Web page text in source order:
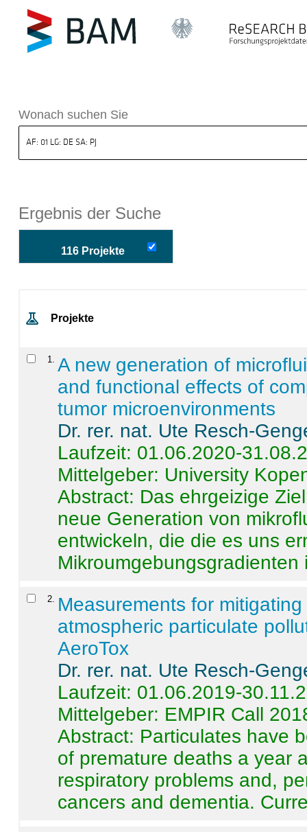
BAM
Wonach suchen Sie
Ergebnis der Suche
116 Projekte
Projekte
1
A new generation of
and functional effects of
tumor microenvironments
Dr. rer. nat. Ute Resch-
Laufzeit: 01.06.2020-
Mittelgeber: University
Abstract: Das ehrgeizige
neue Generation von
entwickeln, die die es uns
Mikroumgebungsgradienten
2
Measurements for
atmospheric particulate
AeroTox
Dr. rer. nat. Ute Resch-
Laufzeit: 01.06.2019-
Mittelgeber: EMPIR Call
Abstract: Particulates have
of premature deaths a year
respiratory problems and,
cancers and dementia.